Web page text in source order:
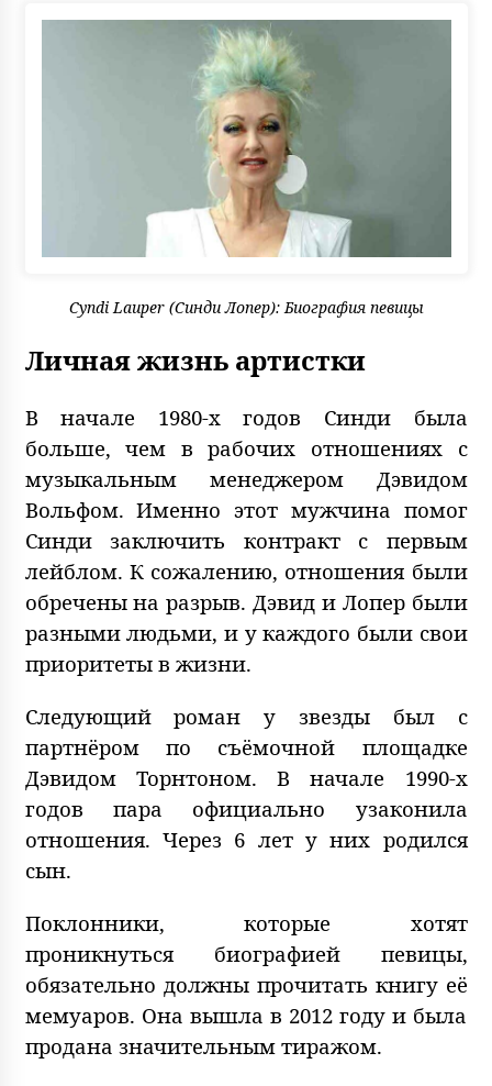
Cyndi Lauper (Синди Лопер): Биография певицы
Личная жизнь артистки
В начале 1980-х годов Синди была
больше, чем в рабочих отношениях с
музыкальным менеджером Дэвидом
Вольфом. Именно этот мужчина помог
Синди заключить контракт с первым
лейблом. К сожалению, отношения были
обречены на разрыв. Дэвид и Лопер были
разными людьми, и у каждого были свои
приоритеты в жизни.
Следующий роман у звезды был с
партнёром по съёмочной площадке
Дэвидом Торнтоном. В начале 1990-х
годов пара официально узаконила
отношения. Через 6 лет у них родился
сын.
Поклонники, которые хотят
проникнуться биографией певицы,
обязательно должны прочитать книгу её
мемуаров. Она вышла в 2012 году и была
продана значительным тиражом.